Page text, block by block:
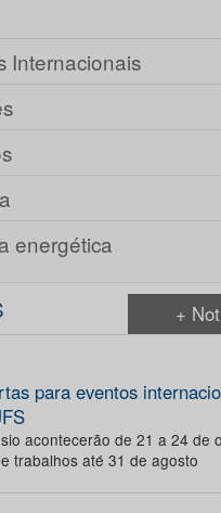
Internacionais
energética
+
para eventos
acontecerão de 21 a 24 de
trabalhos até 31 de agosto